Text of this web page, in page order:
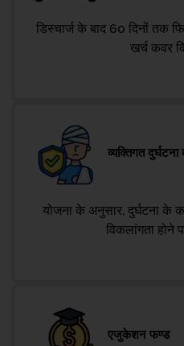
डिस्चार्ज के बाद 60 दिनों तक
खर्च कवर
व्यक्तिगत
योजना के अनुसार, दुर्घटना के
विकलांगता होने
एजुकेशन फण्ड